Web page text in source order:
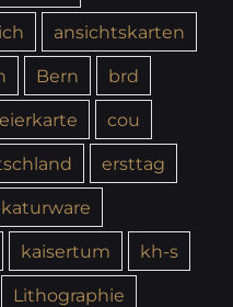
ansichtskarten
Bern
brd
cou
ersttag
kaisertum
kh-s
Lithographie